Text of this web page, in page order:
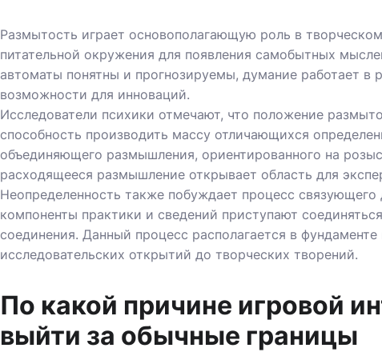
Размытость играет основополагающую роль в
питательной окружения для появления самобытных
автоматы понятны и прогнозируемы, думание работает в
возможности для инноваций.
Исследователи психики отмечают, что положение
способность производить массу отличающихся
объединяющего размышления, ориентированного на
расходящееся размышление открывает область для
Неопределенность также побуждает процесс связующего
компоненты практики и сведений приступают
соединения. Данный процесс располагается в
исследовательских открытий до творческих творений.
По какой причине игровой
выйти за обычные границы